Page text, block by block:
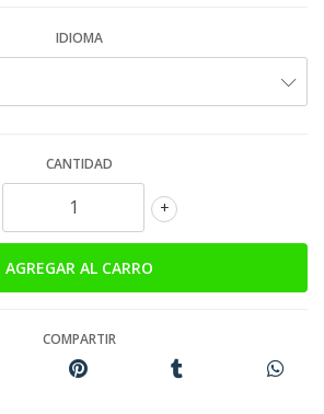
IDIOMA
CANTIDAD
+
COMPARTIR